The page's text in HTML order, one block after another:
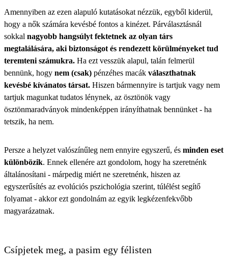
Amennyiben az ezen alapuló kutatásokat nézzük, egyből kiderül,
hogy a nők számára kevésbé fontos a kinézet. Párválasztásnál
sokkal nagyobb hangsúlyt fektetnek az olyan társ
megtalálására, aki biztonságot és rendezett körülményeket tud
teremteni számukra. Ha ezt vesszük alapul, talán felmerül
bennünk, hogy nem (csak) pénzéhes macák választhatnak
kevésbé kívánatos társat. Hiszen bármennyire is tartjuk vagy nem
tartjuk magunkat tudatos lénynek, az ösztönök vagy
ösztönmaradványok mindenképpen irányíthatnak bennünket - ha
tetszik, ha nem.
Persze a helyzet valószínűleg nem ennyire egyszerű, és minden eset
különbözik. Ennek ellenére azt gondolom, hogy ha szeretnénk
általánosítani - márpedig miért ne szeretnénk, hiszen az
egyszerűsítés az evolúciós pszichológia szerint, túlélést segítő
folyamat - akkor ezt gondolnám az egyik legkézenfekvőbb
magyarázatnak.
Csípjetek meg, a pasim egy félisten